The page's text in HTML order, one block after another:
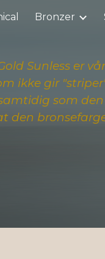
to navigation
Bronzer
Sunless er
ikke gir
som
den